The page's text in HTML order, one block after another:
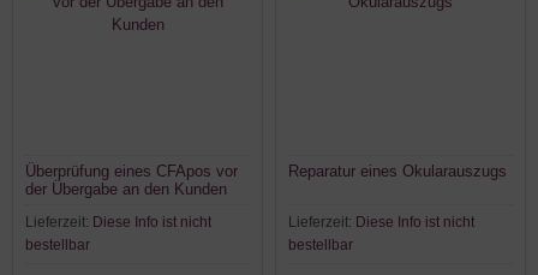
Überprüfung eines CFApos vor
der Übergabe an den Kunden
Lieferzeit: Diese Info ist nicht
bestellbar
Reparatur eines Okularauszugs
Lieferzeit: Diese Info ist nicht
bestellbar